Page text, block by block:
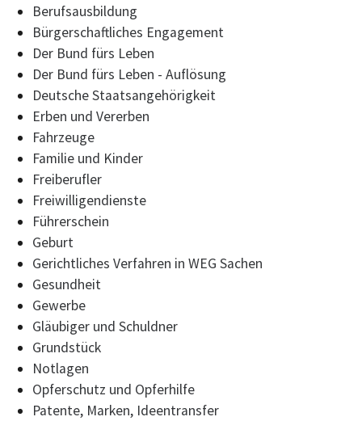
Berufsausbildung
Bürgerschaftliches Engagement
Der Bund fürs Leben
Der Bund fürs Leben - Auflösung
Deutsche Staatsangehörigkeit
Erben und Vererben
Fahrzeuge
Familie und Kinder
Freiberufler
Freiwilligendienste
Führerschein
Geburt
Gerichtliches Verfahren in WEG Sachen
Gesundheit
Gewerbe
Gläubiger und Schuldner
Grundstück
Notlagen
Opferschutz und Opferhilfe
Patente, Marken, Ideentransfer